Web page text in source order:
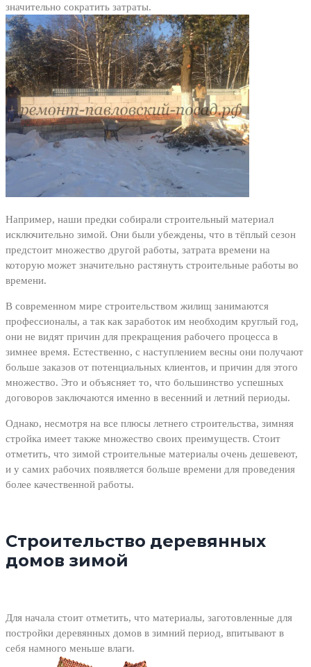
значительно сократить затраты.
Например, наши предки собирали строительный материал
исключительно зимой. Они были убеждены, что в тёплый сезон
предстоит множество другой работы, затрата времени на
которую может значительно растянуть строительные работы во
времени.
В современном мире строительством жилищ занимаются
профессионалы, а так как заработок им необходим круглый год,
они не видят причин для прекращения рабочего процесса в
зимнее время. Естественно, с наступлением весны они получают
больше заказов от потенциальных клиентов, и причин для этого
множество. Это и объясняет то, что большинство успешных
договоров заключаются именно в весенний и летний периоды.
Однако, несмотря на все плюсы летнего строительства, зимняя
стройка имеет также множество своих преимуществ. Стоит
отметить, что зимой строительные материалы очень дешевеют,
и у самих рабочих появляется больше времени для проведения
более качественной работы.
Строительство деревянных
домов зимой
Для начала стоит отметить, что материалы, заготовленные для
постройки деревянных домов в зимний период, впитывают в
себя намного меньше влаги.